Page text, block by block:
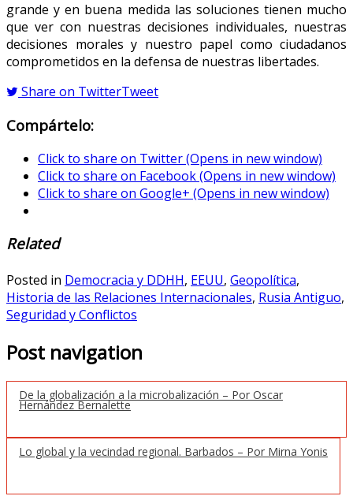
grande y en buena medida las soluciones tienen mucho
que ver con nuestras decisiones individuales, nuestras
decisiones morales y nuestro papel como ciudadanos
comprometidos en la defensa de nuestras libertades.
Share on TwitterTweet
Compártelo:
Click to share on Twitter (Opens in new window)
Click to share on Facebook (Opens in new window)
Click to share on Google+ (Opens in new window)
Related
Posted in Democracia y DDHH, EEUU, Geopolítica,
Historia de las Relaciones Internacionales, Rusia Antiguo,
Seguridad y Conflictos
Post navigation
De la globalización a la microbalización – Por Oscar
Hernández Bernalette
Lo global y la vecindad regional. Barbados – Por Mirna Yonis